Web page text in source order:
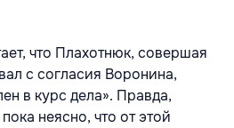
что Плахотнюк, совершая
с согласия Воронина,
в курс дела». Правда,
неясно, что от этой